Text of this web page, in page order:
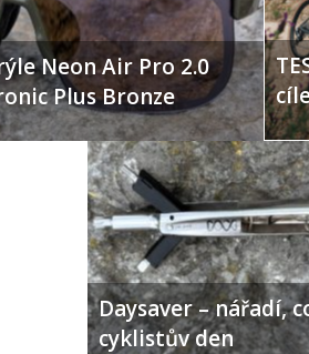
Neon Air Pro 2.0
Plus Bronze
Daysaver – nářadí,
cyklistův den